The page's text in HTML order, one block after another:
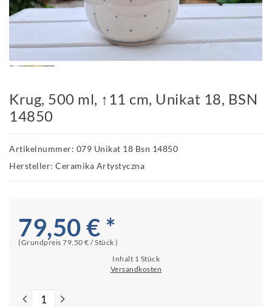
Krug, 500 ml, ↑11 cm, Unikat 18, BSN
14850
Artikelnummer: 079 Unikat 18 Bsn 14850
Hersteller: Ceramika Artystyczna
79,50 € *
(Grundpreis 79,50 € / Stück )
Inhalt 1 Stück
Versandkosten